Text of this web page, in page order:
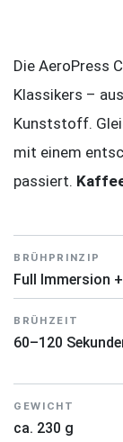
Die AeroPress
Klassikers –
Kunststoff.
mit einem
passiert.
BRÜHPRINZIP
Full Immersion
BRÜHZEIT
60–120
GEWICHT
ca. 230 g